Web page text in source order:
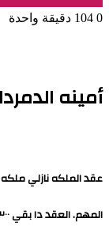
0
دقيقة واحدة
أمينه
عقد الملكه نازلي
المهم. العقد دا بقي ٣٠٠ قيراط